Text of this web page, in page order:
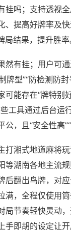
挂吗；支持透视
、提高好牌率及
局结果，提升胜率
然有挂；用户可
牌型”“防检测防
可能存在“牌特别
工具通过后台运
，且“安全性高”“
打湘式地道麻将
等湖南各地主流
后翻出鸟牌，对
满，全程仅使用筒
局节奏轻快灵动
手即胡的设定让